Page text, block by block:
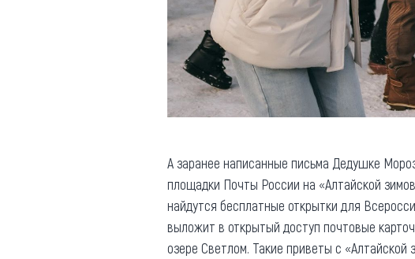
А заранее написанные письма Дедушке
площадки Почты России на «Алтайской
найдутся бесплатные открытки для
выложит в открытый доступ почтовые
озере Светлом. Такие приветы с